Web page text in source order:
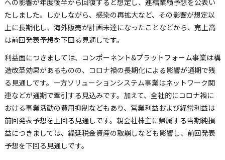
たしました。しかしながら、感染の再拡大など、その影響が想定以
上に長期化し、海外販売が計画未達になったことなどから、売上高
は前回発表予想を下回る見通しです。
利益面につきましては、コンポーネント&プラットフォーム事業は構
造改革効果があるものの、コロナ禍の長期化による影響が通期で残
る見通しです。一方ソリューションシステム事業はネットワーク関
連などが通期で牽引する見込みです。加えて、全社的にコロナ禍に
おける事業活動の費用抑制などもあり、営業利益および経常利益は
前回発表予想を上回る見通しです。親会社株主に帰属する当期純損
益につきましては、繰延税金資産の取崩しなども影響し、前回発表
予想を下回る見通しです。